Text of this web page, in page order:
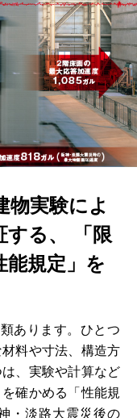
をご検討の方
ーナー様まで、賃貸経営
検討の方
物実験によ
る、
「限
能規定」を
あります。ひとつ
料や寸法、構造方
、実験や計算など
確かめる「性能規
・淡路大震災後の